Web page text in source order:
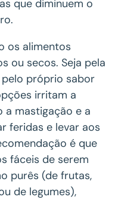
que diminuem o
os alimentos
ou secos. Seja pela
próprio sabor
irritam a
a mastigação e a
feridas e levar aos
é que
fáceis de serem
purês (de frutas,
de legumes),